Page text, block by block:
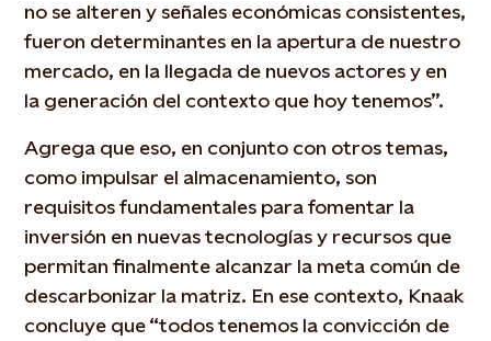
no se alteren y señales económicas consistentes,
fueron determinantes en la apertura de nuestro
mercado, en la llegada de nuevos actores y en
la generación del contexto que hoy tenemos”.
Agrega que eso, en conjunto con otros temas,
como impulsar el almacenamiento, son
requisitos fundamentales para fomentar la
inversión en nuevas tecnologías y recursos que
permitan finalmente alcanzar la meta común de
descarbonizar la matriz. En ese contexto, Knaak
concluye que “todos tenemos la convicción de